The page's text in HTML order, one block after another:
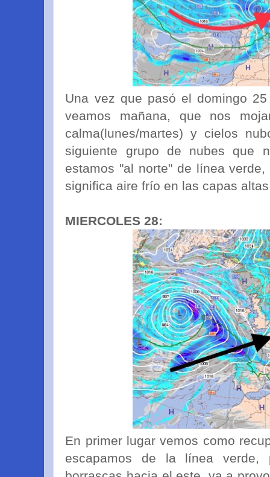
Una vez que pasó el domingo
veamos mañana, que nos
calma(lunes/martes) y cielos
siguiente grupo de nubes que
estamos "al norte" de línea
significa aire frío en las capas
MIERCOLES 28:
En primer lugar vemos como
escapamos de la línea